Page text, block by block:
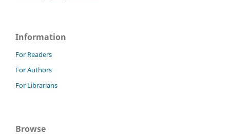
Information
For Readers
For Authors
For Librarians
Browse